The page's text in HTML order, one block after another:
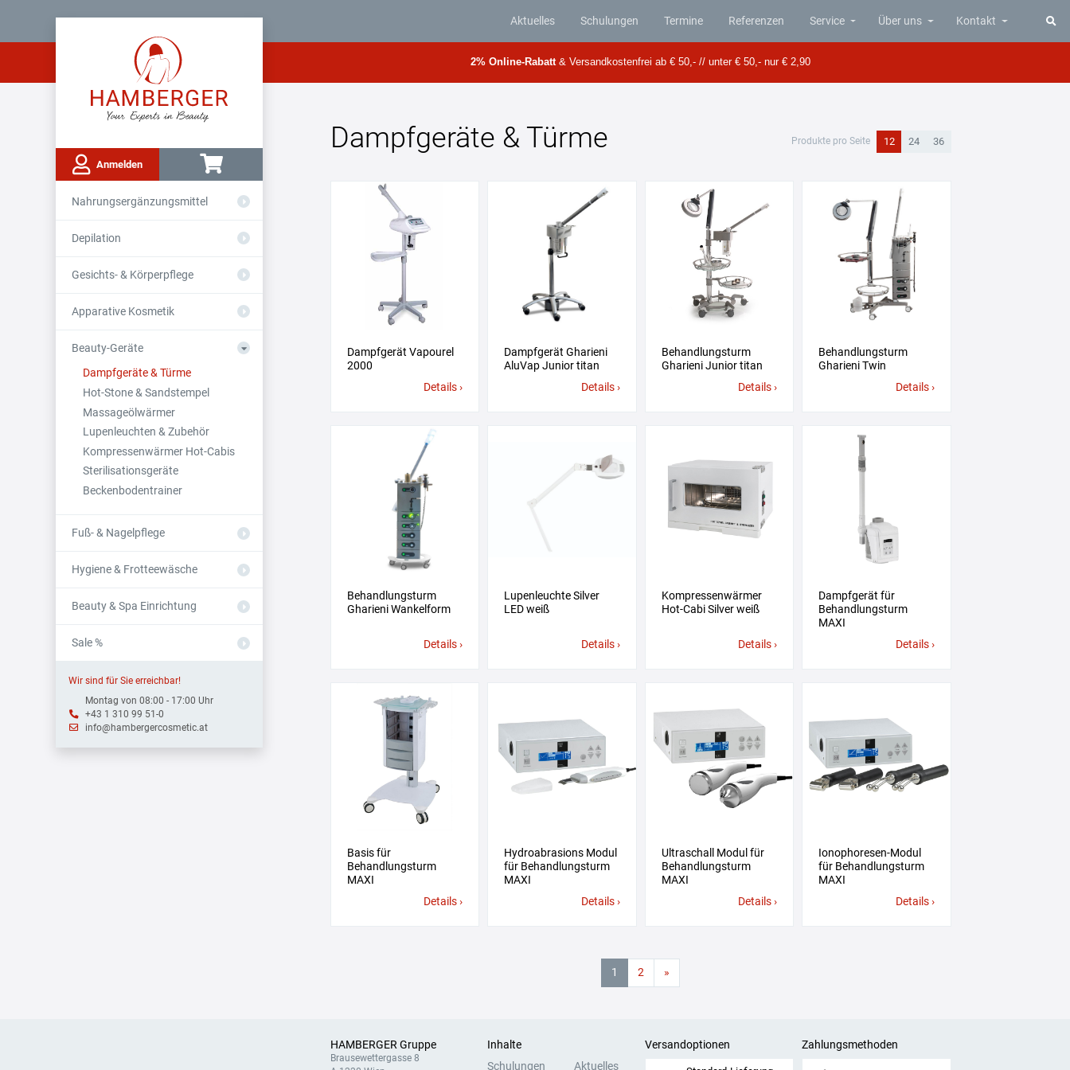
Anmelden
Nahrungsergänzungsmittel
Depilation
Gesichts- & Körperpflege
Apparative Kosmetik
Beauty-Geräte
Dampfgeräte & Türme
Hot-Stone & Sandstempel
Massageölwärmer
Lupenleuchten & Zubehör
Kompressenwärmer Hot-Cabis
Sterilisationsgeräte
Beckenbodentrainer
Fuß- & Nagelpflege
Hygiene & Frotteewäsche
Beauty & Spa Einrichtung
Sale %
Wir sind für Sie erreichbar!
Montag von 08:00 - 17:00 Uhr
+43 1 310 99 51-0
info@hambergercosmetic.at
Aktuelles Schulungen Termine Referenzen Service Menü anzeigen
Über uns Menü anzeigen
Kontakt Menü anzeigen
2% Online-Rabatt& Versandkostenfrei ab € 50,- // unter € 50,- nur € 2,90
Dampfgeräte & Türme Produkte pro Seite 12 24 36
Dampfgerät Vapourel
2000
Details ›
Dampfgerät Gharieni
AluVap Junior titan
Details ›
Behandlungsturm
Gharieni Junior titan
Details ›
Behandlungsturm
Gharieni Twin
Details ›
Behandlungsturm
Gharieni Wankelform
Details ›
Lupenleuchte Silver
LED weiß
Details ›
Kompressenwärmer
Hot-Cabi Silver weiß
Details ›
Dampfgerät für
Behandlungsturm
MAXI
Details ›
Basis für
Behandlungsturm
MAXI
Details ›
Hydroabrasions Modul
für Behandlungsturm
MAXI
Details ›
Ultraschall Modul für
Behandlungsturm
MAXI
Details ›
Ionophoresen-Modul
für Behandlungsturm
MAXI
Details ›
1 2 »
HAMBERGER Gruppe
Brausewettergasse 8
Inhalte
Schulungen
Aktuelles
Versandoptionen Zahlungsmethoden